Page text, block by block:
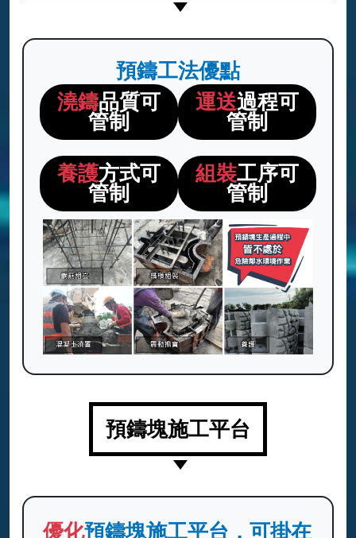
預鑄工法優點
澆鑄品質可
管制
運送過程可
管制
養護方式可
管制
組裝工序可
管制
預鑄塊施工平台
優化預鑄塊施工平台，可掛在